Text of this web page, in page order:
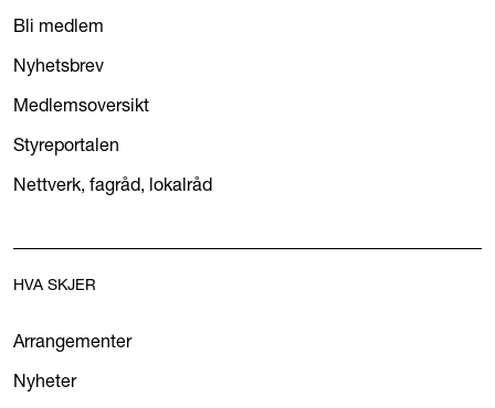
Bli medlem
Nyhetsbrev
Medlemsoversikt
Styreportalen
Nettverk, fagråd, lokalråd
HVA SKJER
Arrangementer
Nyheter